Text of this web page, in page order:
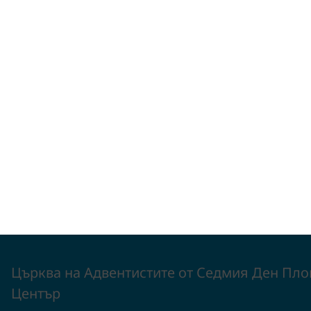
Църква на Адвентистите от Седмия Ден
Център